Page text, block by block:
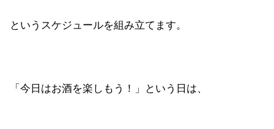
というスケジュールを組み立てます。
「今日はお酒を楽しもう！」という日は、